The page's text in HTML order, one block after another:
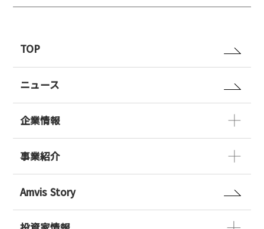
TOP
ニュース
企業情報
事業紹介
Amvis Story